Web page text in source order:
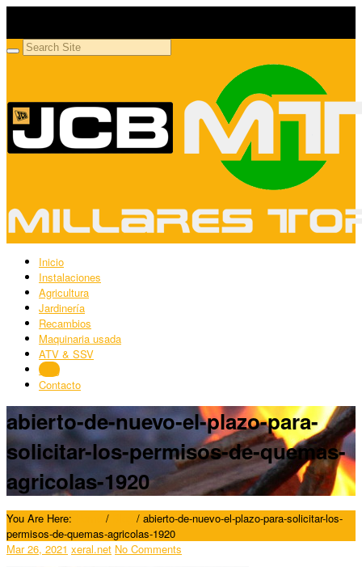
Inicio
Instalaciones
Agricultura
Jardinería
Recambios
Maquinaria usada
ATV & SSV
Blog
Contacto
abierto-de-nuevo-el-plazo-para-
solicitar-los-permisos-de-quemas-
agricolas-1920
You Are Here: / / abierto-de-nuevo-el-plazo-para-solicitar-los-
permisos-de-quemas-agricolas-1920
Mar 26, 2021 xeral.net No Comments